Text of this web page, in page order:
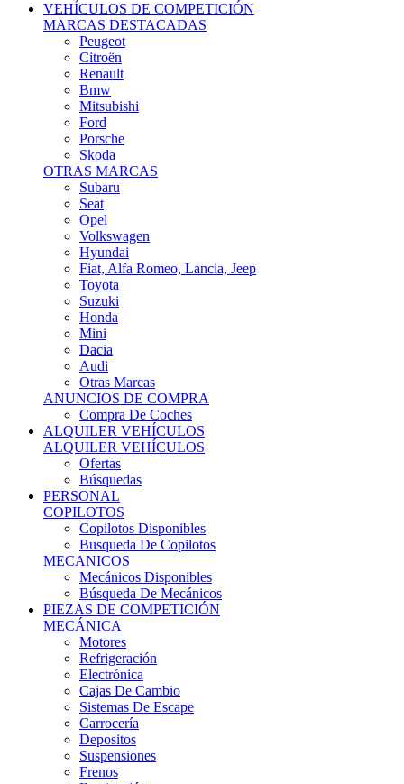
VEHÍCULOS DE COMPETICIÓN
MARCAS DESTACADAS
Peugeot
Citroën
Renault
Bmw
Mitsubishi
Ford
Porsche
Skoda
OTRAS MARCAS
Subaru
Seat
Opel
Volkswagen
Hyundai
Fiat, Alfa Romeo, Lancia, Jeep
Toyota
Suzuki
Honda
Mini
Dacia
Audi
Otras Marcas
ANUNCIOS DE COMPRA
Compra De Coches
ALQUILER VEHÍCULOS
ALQUILER VEHÍCULOS
Ofertas
Búsquedas
PERSONAL
COPILOTOS
Copilotos Disponibles
Busqueda De Copilotos
MECANICOS
Mecánicos Disponibles
Búsqueda De Mecánicos
PIEZAS DE COMPETICIÓN
MECÁNICA
Motores
Refrigeración
Electrónica
Cajas De Cambio
Sistemas De Escape
Carrocería
Depositos
Suspensiones
Frenos